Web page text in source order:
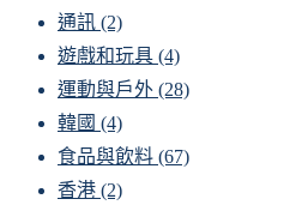
通訊 (2)
遊戲和玩具 (4)
運動與戶外 (28)
韓國 (4)
食品與飲料 (67)
香港 (2)